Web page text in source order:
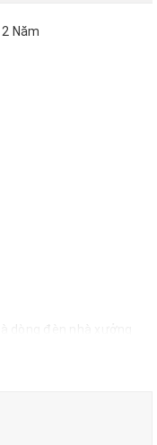
Năm
dòng đèn nhà xưởng
có thể dễ dàng lựa chọn